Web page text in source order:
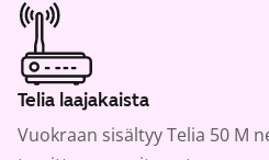
Telia laajakaista
Vuokraan sisältyy Telia 50 M